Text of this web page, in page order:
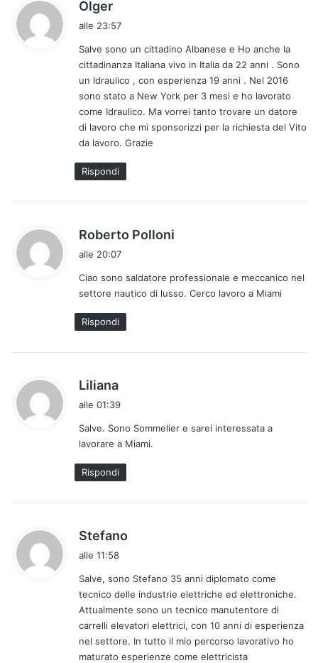
Olger
e
t
t
o
:
alle 23:57
Salve sono un cittadino Albanese e Ho anche la
cittadinanza Italiana vivo in Italia da 22 anni . Sono
un Idraulico , con esperienza 19 anni . Nel 2016
sono stato a New York per 3 mesi e ho lavorato
come Idraulico. Ma vorrei tanto trovare un datore
di lavoro che mi sponsorizzi per la richiesta del Vito
da lavoro. Grazie
Rispondi
Roberto Polloni
e
t
alle 20:07
Ciao sono saldatore professionale e meccanico nel
settore nautico di lusso. Cerco lavoro a Miami
Rispondi
Liliana
e
t
t
o
alle 01:39
Salve. Sono Sommelier e sarei interessata a
lavorare a Miami.
Rispondi
Stefano
e
t
t
o
:
alle 11:58
Salve, sono Stefano 35 anni diplomato come
tecnico delle industrie elettriche ed elettroniche.
Attualmente sono un tecnico manutentore di
carrelli elevatori elettrici, con 10 anni di esperienza
nel settore. In tutto il mio percorso lavorativo ho
maturato esperienze come elettricista